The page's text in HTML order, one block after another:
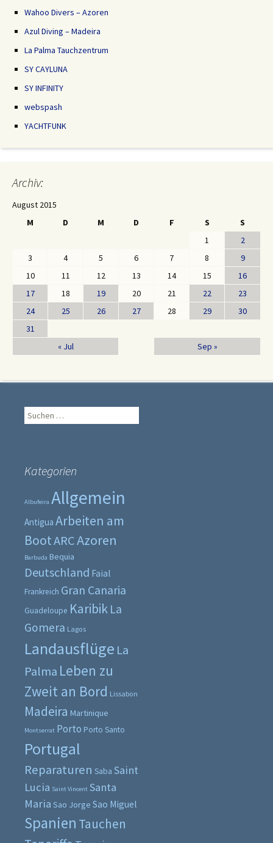
Wahoo Divers – Azoren
Azul Diving – Madeira
La Palma Tauchzentrum
SY CAYLUNA
SY INFINITY
webspash
YACHTFUNK
Archiv:
August 2015
M
D M D F S S
« Jul Sep »
1
2
3
4 5 6 7 8
9
10
11 12 13 14 15
16
17
18 19 20 21 22
23
24
25 26 27 28 29
30
31
Suche
nach:
Kategorien
Albufeira Allgemein
Antigua Arbeiten am
BootARCAzoren
Barbuda Bequia
Deutschland Faial
Frankreich Gran Canaria
Guadeloupe Karibik La
Gomera Lagos
Landausflüge La
Palma Leben zu
Zweit an Bord Lissabon
Madeira Martinique
Montserrat Porto Porto Santo
Portugal
Reparaturen Saba Saint
Lucia Saint Vincent Santa
Maria Sao Jorge Sao Miguel
Spanien Tauchen